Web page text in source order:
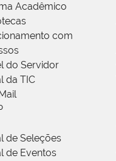
Acadêmico
com
do Servidor
da TIC
de Seleções
de Eventos